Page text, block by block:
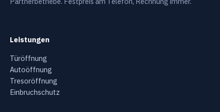
Leistungen
Türöffnung
Autoöffnung
Tresoröffnung
Einbruchschutz